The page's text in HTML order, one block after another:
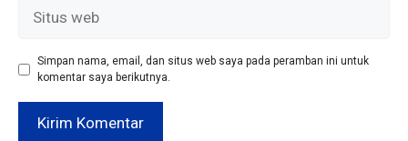
Simpan nama, email, dan situs web saya pada peramban ini untuk
komentar saya berikutnya.